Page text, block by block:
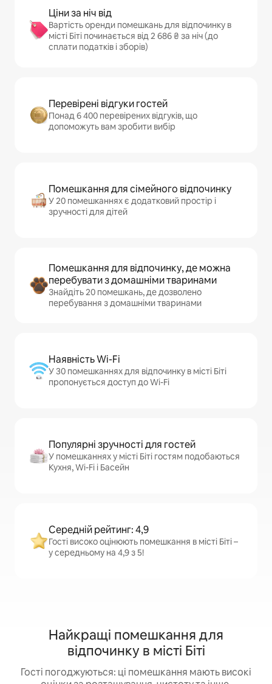
Ціни за ніч від
Вартість оренди помешкань для відпочинку в
місті Біті починається від 2 686 ₴ за ніч (до
сплати податків і зборів)
Перевірені відгуки гостей
Понад 6 400 перевірених відгуків, що
допоможуть вам зробити вибір
Помешкання для сімейного відпочинку
У 20 помешканнях є додатковий простір і
зручності для дітей
Помешкання для відпочинку, де можна
перебувати з домашніми тваринами
Знайдіть 20 помешкань, де дозволено
перебування з домашніми тваринами
Наявність Wi-Fi
У 30 помешканнях для відпочинку в місті Біті
пропонується доступ до Wi-Fi
Популярні зручності для гостей
У помешканнях у місті Біті гостям подобаються
Кухня, Wi-Fi і Басейн
Середній рейтинг: 4,9
Гості високо оцінюють помешкання в місті Біті –
у середньому на 4,9 з 5!
Найкращі помешкання для
відпочинку в місті Біті
Гості погоджуються: ці помешкання мають високі